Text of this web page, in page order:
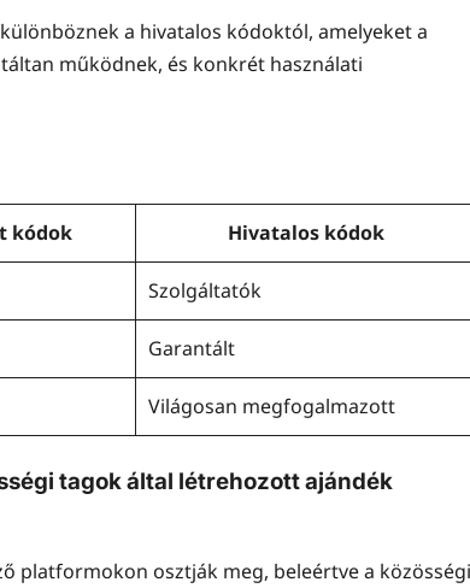
a hivatalos kódoktól, amelyeket a
működnek, és konkrét használati
kódok Hivatalos kódok
Szolgáltatók
Garantált
Világosan megfogalmazott
tagok által létrehozott ajándék
platformokon osztják meg, beleértve a közösségi